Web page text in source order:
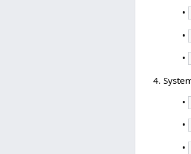
•
•
•
4.
•
•
•